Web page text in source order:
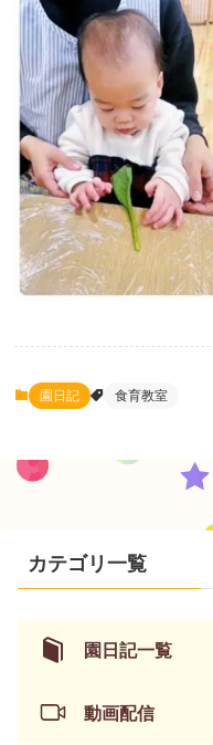
園日記 食育教室
カテゴリ一覧
園日記一覧
動画配信